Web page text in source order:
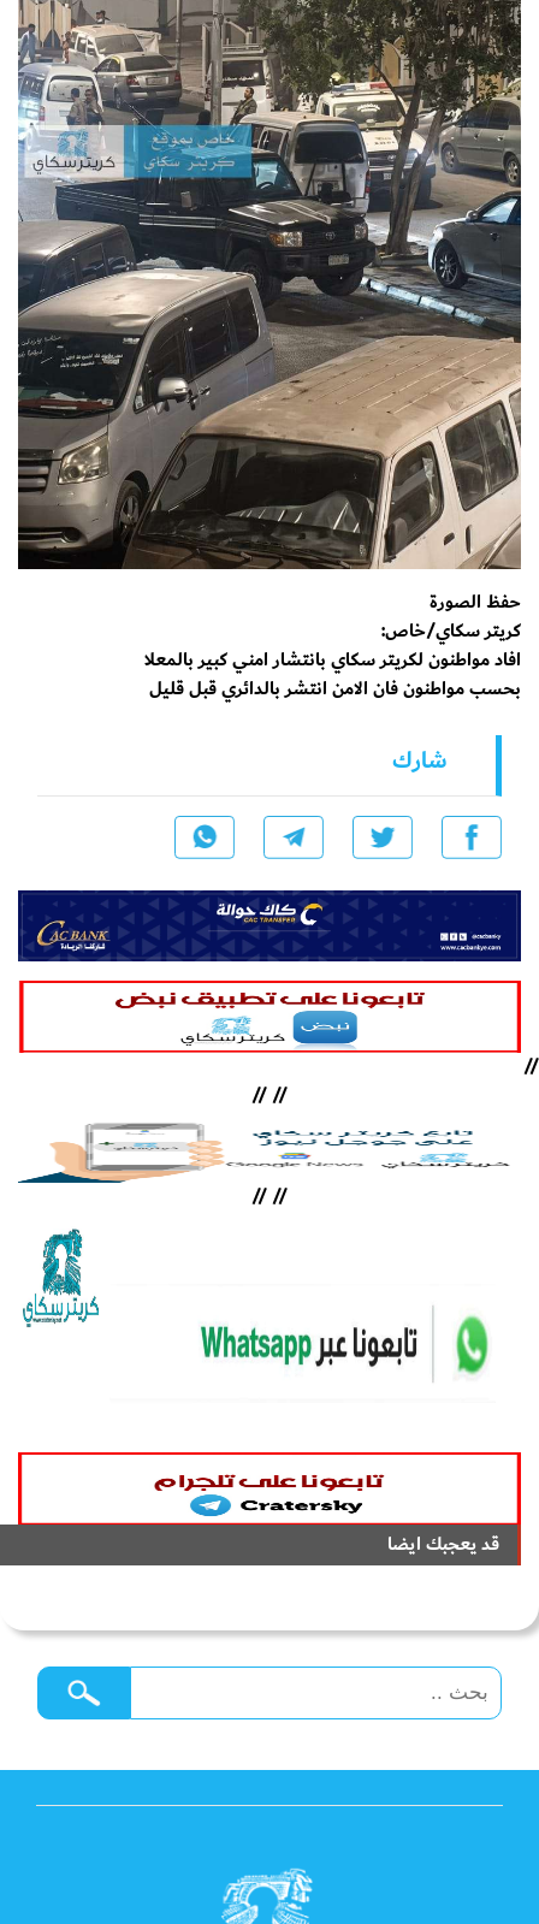
حفظ الصورة
كريتر سكاي/خاص:
افاد مواطنون لكريتر سكاي بانتشار امني كبير بالمعلا
بحسب مواطنون فان الامن انتشر بالدائري قبل قليل
شارك
//
//
//
//
//
قد يعجبك ايضا